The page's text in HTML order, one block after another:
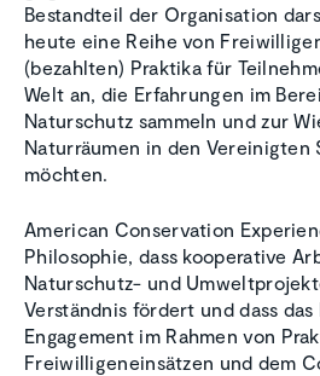
Bestandteil der Organisation
heute eine Reihe von
(bezahlten) Praktika für
Welt an, die Erfahrungen im
Naturschutz sammeln und zur
Naturräumen in den Vereinigten
möchten.
American Conservation
Philosophie, dass kooperative
Naturschutz- und
Verständnis fördert und dass
Engagement im Rahmen von
Freiwilligeneinsätzen und dem